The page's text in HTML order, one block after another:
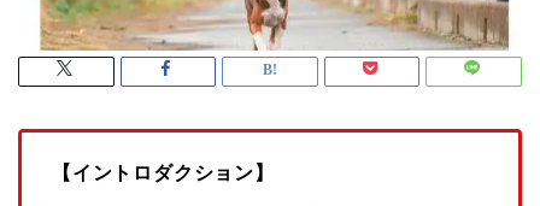
【イントロダクション】